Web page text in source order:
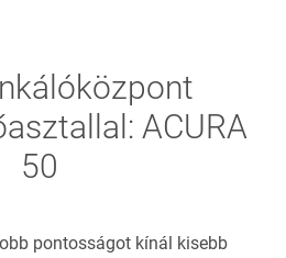
ACURA
50
pontosságot kínál kisebb